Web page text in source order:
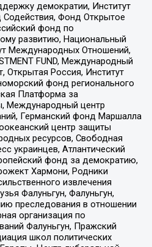
демократии, Институт
Фонд Открытое
фонд по
развитию, Национальный
Международных Отношений,
FUND, Международный
Открытая Россия, Институт
фонд регионального
Платформа за
Международный центр
Германский фонд Маршалла
центр защиты
ресурсов, Свободная
украинцев, Атлантический
фонд за демократию,
Хармони, Родники
извлечения
Фалуньгун, Фалуньгун,
преследования в отношении
организация по
Фалуньгун, Пражский
школ политических